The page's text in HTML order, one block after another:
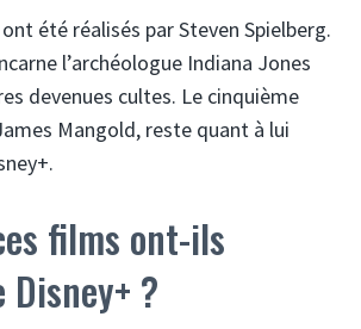
été réalisés par Steven Spielberg.
l’archéologue Indiana Jones
devenues cultes. Le cinquième
Mangold, reste quant à lui
films ont-ils
?